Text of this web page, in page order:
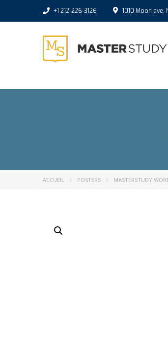
1010 Moon ave,
+1 212-226-3126
ACCUEIL POSTERS MASTERSTUDY